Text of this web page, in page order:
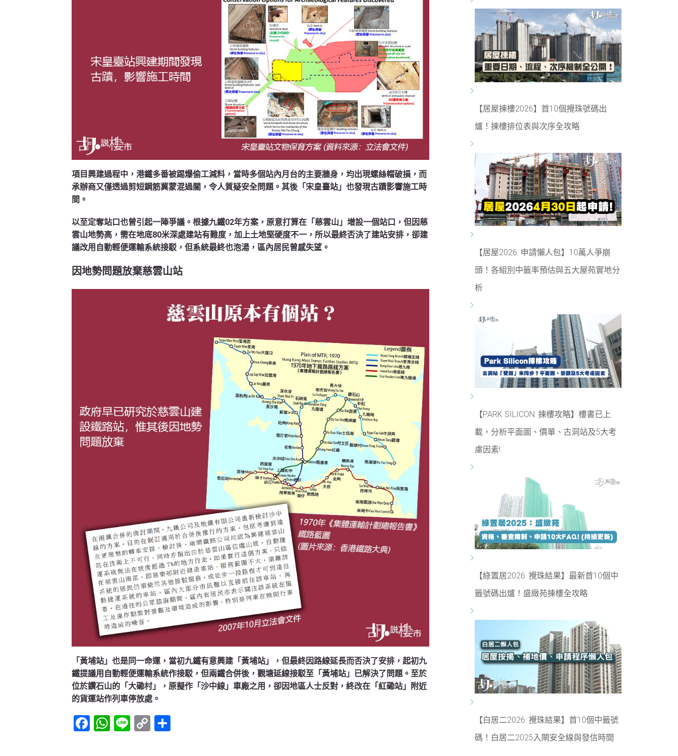
項目興建過程中，港鐵多番被踢爆偷工減料，當時多個站內月台的主要牆身，均出現螺絲帽破損，而
承辦商又僅透過剪短鋼筋冀蒙混過關，令人質疑安全問題。其後「宋皇臺站」也發現古蹟影響施工時
間。
以至定奪站口也曾引起一陣爭議。根據九鐵02年方案，原意打算在「慈雲山」增設一個站口，但因慈
雲山地勢高，需在地底80米深處建站有難度，加上土地堅硬度不一，所以最終否決了建站安排，卻建
議改用自動輕便運輸系統接駁，但系統最終也泡湯，區內居民曾感失望。
因地勢問題放棄慈雲山站
「黃埔站」也是同一命運，當初九鐵有意興建「黃埔站」，但最終因路線延長而否決了安排，起初九
鐵提議用自動輕便運輸系統作接駁，但兩鐵合併後，觀塘延線接駁至「黃埔站」已解決了問題。至於
位於鑽石山的「大磡村」，原擬作「沙中線」車廠之用，卻因地區人士反對，終改在「紅磡站」附近
的貨運站作列車停放處。
Facebook
WhatsApp
LineCopy
【居屋揀樓2026】首10個攪珠號碼出
爐！揀樓排位表與次序全攻略
【居屋2026: 申請懶人包】10萬人爭崩
頭！各組別中籤率預估與五大屋苑實地分
析
【PARK SILICON: 揀樓攻略】樓書已上
載，分析平面圖、價單、古洞站及5大考
慮因素!
【綠置居2026: 攪珠結果】最新首10個中
籤號碼出爐！盛緻苑揀樓全攻略
【白居二2026: 攪珠結果】首10個中籤號
碼！白居二2025入閘安全線與發信時間